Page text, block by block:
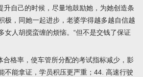
升自己的时候，尽量地鼓励她，为她创造条
极，同她一起进步，老婆学得越多越自信越
女人胡搅蛮缠的烦恼。“但不是交钱了保证
合格率，使车管所分配的考试指标减少，影
不能拿证，学员积压更严重；44. 高速行驶